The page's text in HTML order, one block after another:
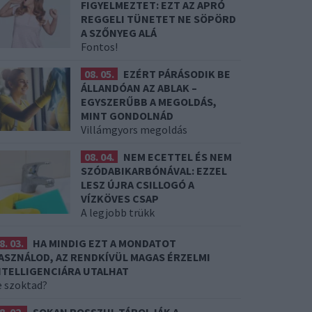
FIGYELMEZTET: EZT AZ APRÓ
REGGELI TÜNETET NE SÖPÖRD
A SZŐNYEG ALÁ
Fontos!
08. 05.
EZÉRT PÁRÁSODIK BE
ÁLLANDÓAN AZ ABLAK –
EGYSZERŰBB A MEGOLDÁS,
MINT GONDOLNÁD
Villámgyors megoldás
08. 04.
NEM ECETTEL ÉS NEM
SZÓDABIKARBÓNÁVAL: EZZEL
LESZ ÚJRA CSILLOGÓ A
VÍZKÖVES CSAP
A legjobb trükk
03.
HA MINDIG EZT A MONDATOT
AZ RENDKÍVÜL MAGAS ÉRZELMI
UTALHAT
szoktad?